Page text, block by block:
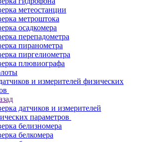
метеостанции
метроштока
осадкомера
перепадометра
пиранометра
пиргелиометра
плювиографа
и измерителей физических
датчиков и измерителей
параметров
белизномера
белкомера